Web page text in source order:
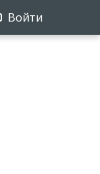
Войти